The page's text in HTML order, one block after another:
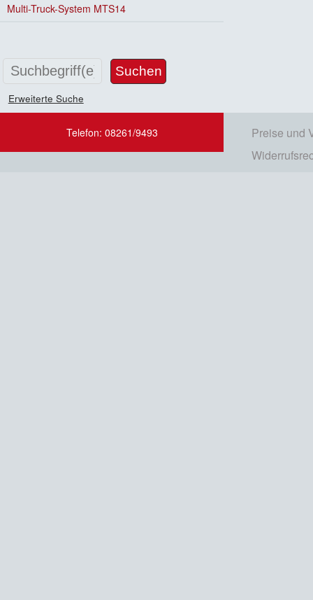
Multi-Truck-System MTS14
Erweiterte Suche
Telefon: 08261/9493
Preise und